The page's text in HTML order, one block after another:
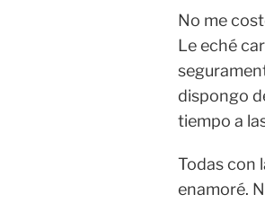
No me
Le eché
dispongo
tiempo a
Todas con
enamoré.